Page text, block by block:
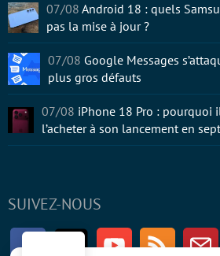
SUIVEZ-NOUS
FacebookTwitter Youtube RSS
07/08 Android 18 : quels
pas la mise à jour ?
07/08 Google Messages
plus gros défauts
07/08 iPhone 18 Pro : pourquoi
l’acheter à son lancement en